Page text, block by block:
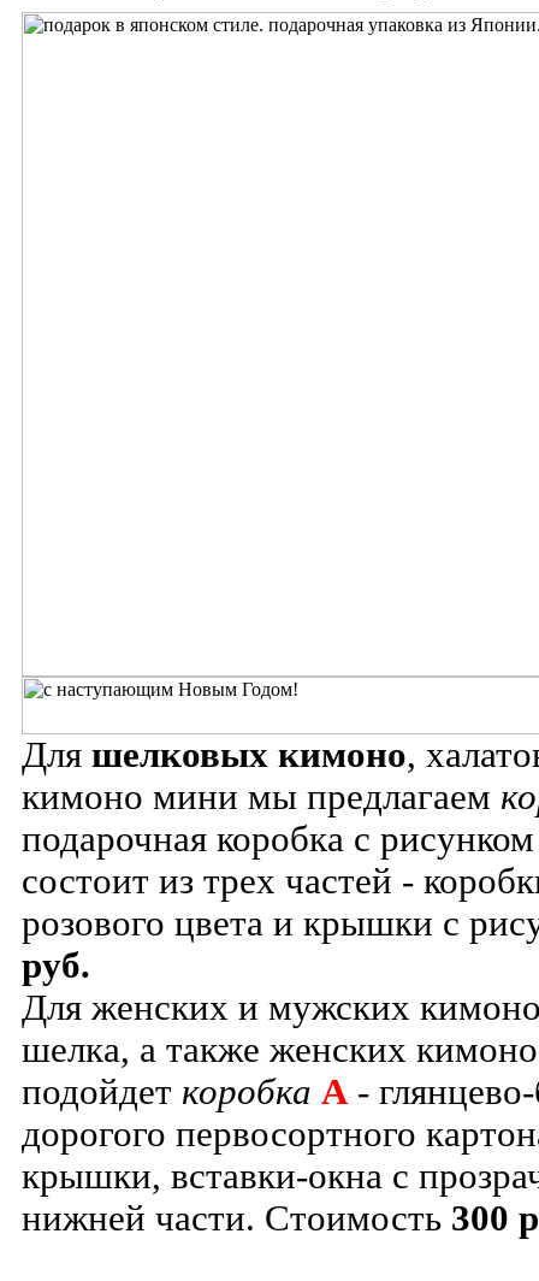
Для шелковых кимоно,
кимоно мини мы предлагаем
подарочная коробка с
состоит из трех частей -
розового цвета и крышки с
руб.
Для женских и мужских кимоно
шелка, а также женских кимоно
подойдет коробка А -
дорогого первосортного
крышки, вставки-окна с
нижней части. Стоимость 300